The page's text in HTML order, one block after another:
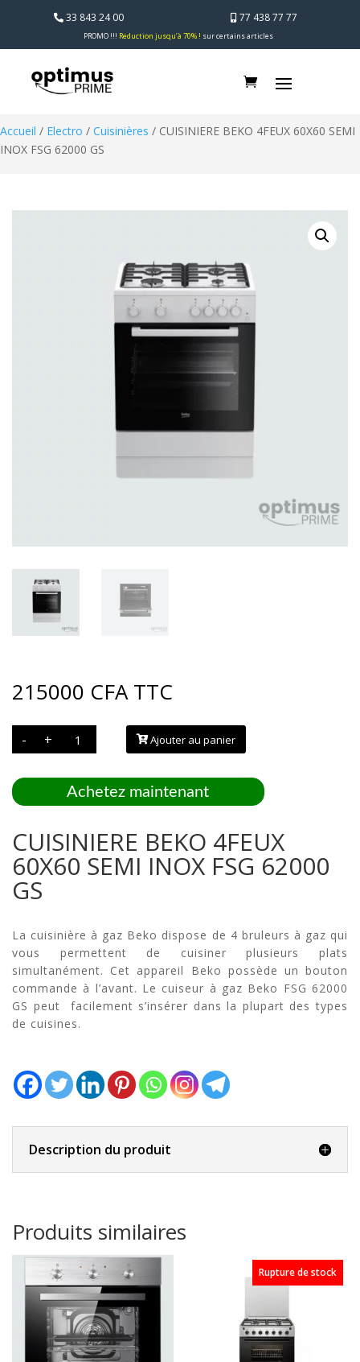
33 843 24 00 77 438 77 77
PROMO !!! Reduction jusqu’à 70% ! sur certains articles
Accueil / Electro / Cuisinières / CUISINIERE BEKO 4FEUX 60X60 SEMI
INOX FSG 62000 GS
215000 CFA TTC
-
quantité
CUISINIERE
4FEUX
60X60
SEMI
INOX
62000
GS
+ Ajouter au panier
Achetez maintenant
CUISINIERE BEKO 4FEUX
60X60 SEMI INOX FSG 62000
GS
La cuisinière à gaz Beko dispose de 4 bruleurs à gaz qui
vous permettent de cuisiner plusieurs plats
simultanément. Cet appareil Beko possède un bouton
commande à l’avant. Le cuiseur à gaz Beko FSG 62000
GS peut facilement s’insérer dans la plupart des types
de cuisines.
Description du produit
Produits similaires
Rupture de stock